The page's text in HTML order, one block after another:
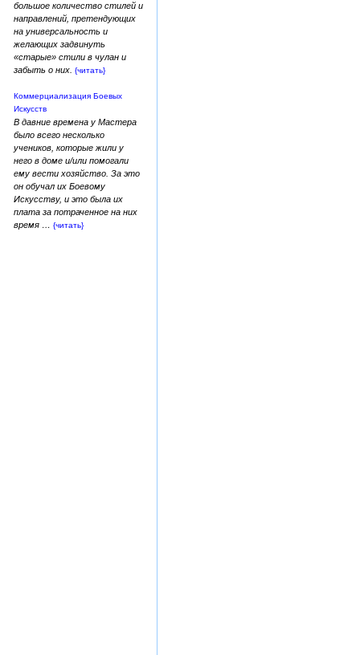
большое количество стилей и
направлений, претендующих
на универсальность и
желающих задвинуть
«старые» стили в чулан и
забыть о них. {читать}
Коммерциализация Боевых
Искусств
В давние времена у Мастера
было всего несколько
учеников, которые жили у
него в доме и/или помогали
ему вести хозяйство. За это
он обучал их Боевому
Искусству, и это была их
плата за потраченное на них
время … {читать}